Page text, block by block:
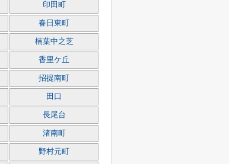
印田町
春日東町
楠葉中之芝
香里ケ丘
招提南町
田口
長尾台
渚南町
野村元町